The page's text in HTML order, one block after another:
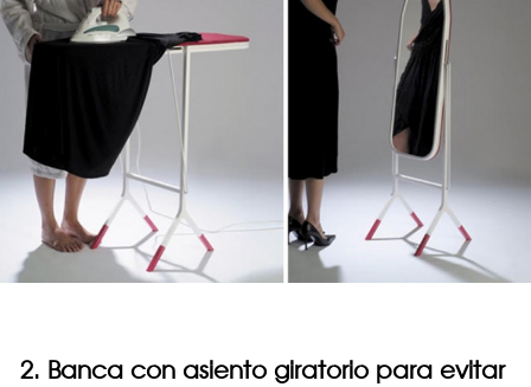
2. Banca con asiento giratorio para evitar